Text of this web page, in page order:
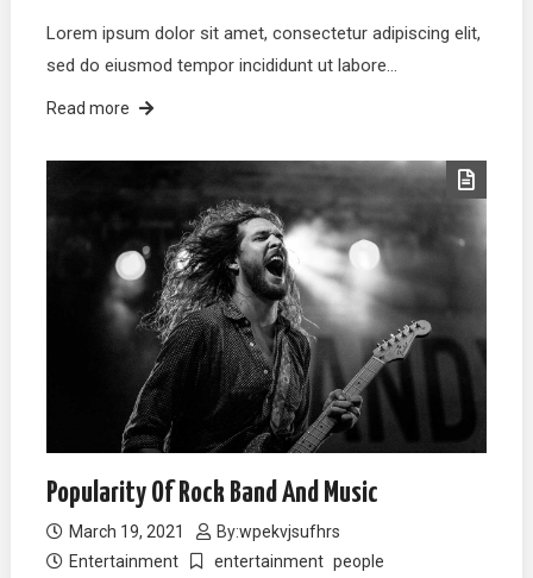
Lorem ipsum dolor sit amet, consectetur adipiscing elit,
sed do eiusmod tempor incididunt ut labore…
Read more
Popularity Of Rock Band And Music
March 19, 2021 By:wpekvjsufhrs
Entertainment
entertainment people